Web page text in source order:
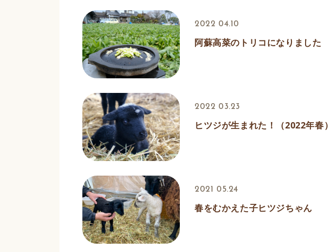
2022 04.10
阿蘇高菜のトリコになりました
2022 03.23
ヒツジが生まれた！（2022年春）
2021 05.24
春をむかえた子ヒツジちゃん